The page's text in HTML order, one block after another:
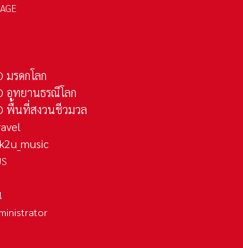
มรดกโลก
อุทยานธรณีโลก
พื้นที่สงวนชีวมวล